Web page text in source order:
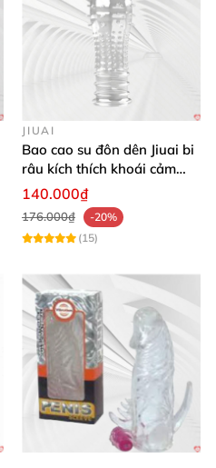
JIUAI
Bao cao su đôn dên Jiuai bi
râu kích thích khoái cảm
mạnh mẽ
140.000₫
176.000₫
-20%
(15)